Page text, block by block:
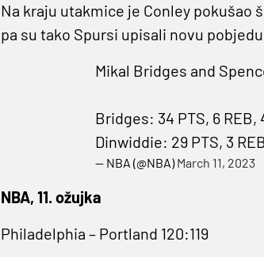
Na kraju utakmice je Conley pokušao
pa su tako Spursi upisali novu
Mikal Bridges and
Bridges: 34 PTS, 6 REB,
Dinwiddie: 29 PTS, 3
— NBA (@NBA)March 11, 2023
NBA, 11. ožujka
Philadelphia – Portland 120:119